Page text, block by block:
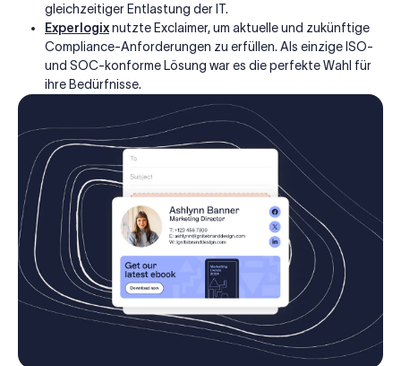
gleichzeitiger Entlastung der IT.
Experlogixnutzte Exclaimer, um aktuelle und zukünftige
Compliance-Anforderungen zu erfüllen. Als einzige ISO-
und SOC-konforme Lösung war es die perfekte Wahl für
ihre Bedürfnisse.